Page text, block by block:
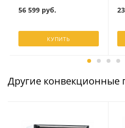
56 599руб.
КУПИТЬ
Другие конвекционные